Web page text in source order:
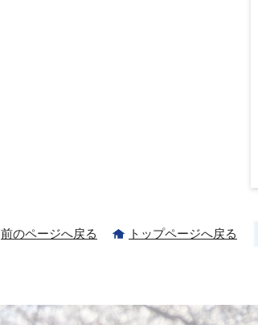
前のページへ戻る トップページへ戻る